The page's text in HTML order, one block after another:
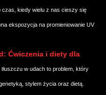
czas, kiedy wielu z nas cieszy się
ekspozycja na promieniowanie UV
Ćwiczenia i diety dla
tłuszczu w udach to problem, który
stylem życia oraz dietą.